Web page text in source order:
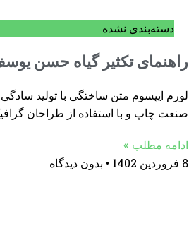
دسته‌بندی نشده
راهنمای تکثیر گیاه حسن
لورم ایپسوم متن ساختگی با تولید سادگی
صنعت چاپ و با استفاده از طراحان
ادامه مطلب »
8 فروردین 1402 بدون دیدگاه